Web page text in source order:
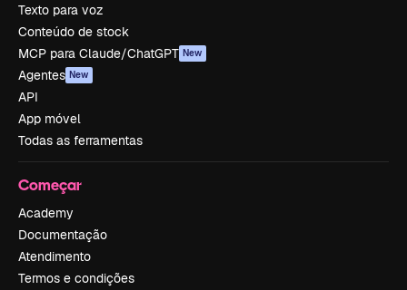
Texto para voz
Conteúdo de stock
MCP para Claude/ChatGPT New
Agentes New
API
App móvel
Todas as ferramentas
Começar
Academy
Documentação
Atendimento
Termos e condições